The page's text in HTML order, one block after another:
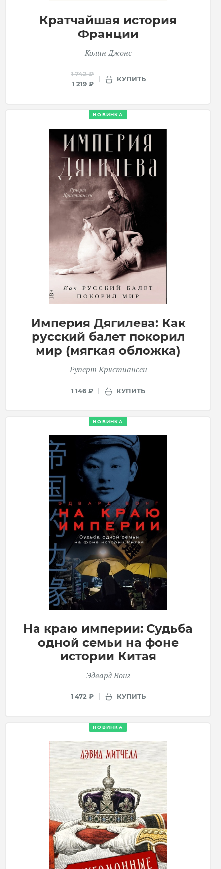
Кратчайшая история
Франции
Колин Джонс
1 742 ₽
1 219 ₽
КУПИТЬ
НОВИНКА
Империя Дягилева: Как
русский балет покорил
мир (мягкая обложка)
Руперт Кристиансен
1 146 ₽ КУПИТЬ
НОВИНКА
На краю империи: Судьба
одной семьи на фоне
истории Китая
Эдвард Вонг
1 472 ₽ КУПИТЬ
НОВИНКА